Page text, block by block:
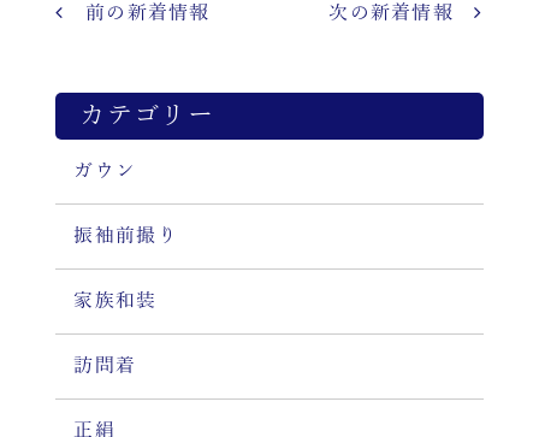
前の新着情報 次の新着情報
カテゴリー
ガウン
振袖前撮り
家族和装
訪問着
正絹